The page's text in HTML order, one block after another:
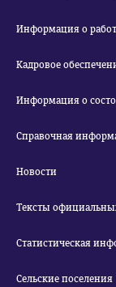
Информация о
Кадровое
Информация о
Справочная
Новости
Тексты
Статистическая
Сельские поселения